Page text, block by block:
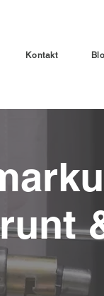
Kontakt